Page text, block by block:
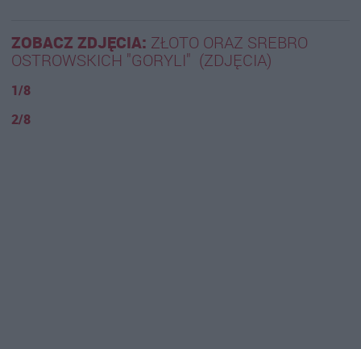
ZOBACZ ZDJĘCIA: ZŁOTO ORAZ SREBRO
OSTROWSKICH "GORYLI" (ZDJĘCIA)
1/8
2/8